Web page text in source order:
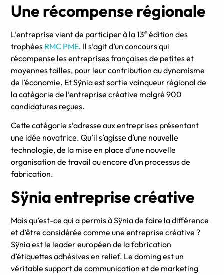
Une récompense régionale
L’entreprise vient de participer à la 13e édition des
trophées RMC PME. Il s’agit d’un concours qui
récompense les entreprises françaises de petites et
moyennes tailles, pour leur contribution au dynamisme
de l’économie. Et Sÿnia est sortie vainqueur régional de
la catégorie de l’entreprise créative malgré 900
candidatures reçues.
Cette catégorie s’adresse aux entreprises présentant
une idée novatrice. Qu’il s’agisse d’une nouvelle
technologie, de la mise en place d’une nouvelle
organisation de travail ou encore d’un processus de
fabrication.
Sÿnia entreprise créative
Mais qu’est-ce qui a permis à Sÿnia de faire la différence
et d’être considérée comme une entreprise créative ?
Sÿnia est le leader européen de la fabrication
d’étiquettes adhésives en relief. Le doming est un
véritable support de communication et de marketing